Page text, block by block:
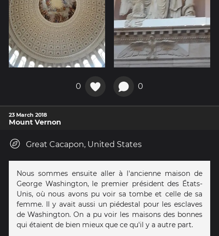
0 0
23 March 2018
Mount Vernon
Great Cacapon, United States
Nous sommes ensuite aller à l'ancienne maison de
George Washington, le premier président des États-
Unis, où nous avons pu voir sa tombe et celle de sa
femme. Il y avait aussi un piédestal pour les esclaves
de Washington. On a pu voir les maisons des bonnes
qui étaient de bien mieux que ce qu'il y a autre part.